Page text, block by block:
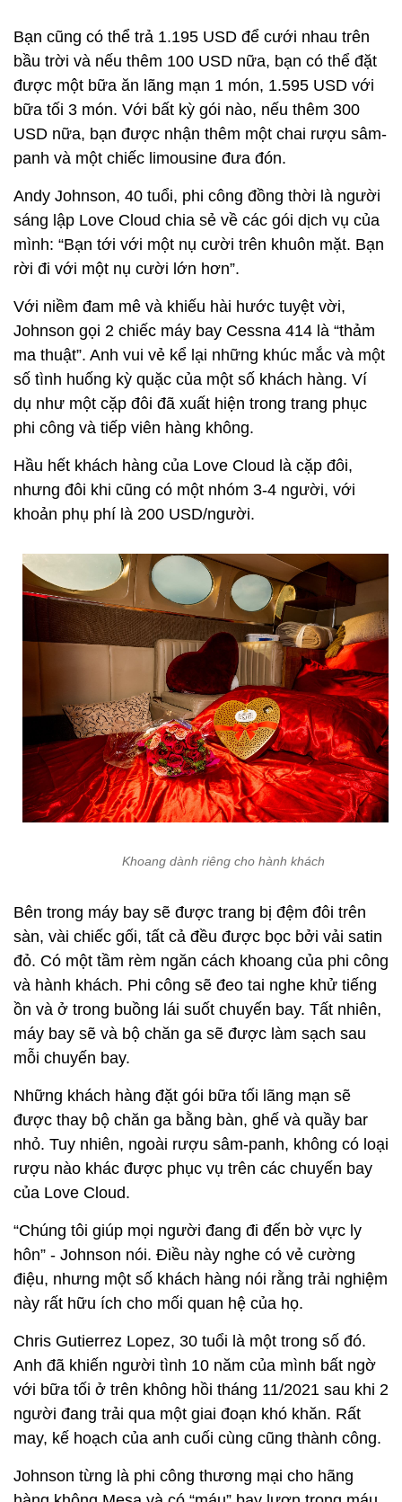
Bạn cũng có thể trả 1.195 USD để cưới nhau trên
bầu trời và nếu thêm 100 USD nữa, bạn có thể đặt
được một bữa ăn lãng mạn 1 món, 1.595 USD với
bữa tối 3 món. Với bất kỳ gói nào, nếu thêm 300
USD nữa, bạn được nhận thêm một chai rượu sâm-
panh và một chiếc limousine đưa đón.
Andy Johnson, 40 tuổi, phi công đồng thời là người
sáng lập Love Cloud chia sẻ về các gói dịch vụ của
mình: “Bạn tới với một nụ cười trên khuôn mặt. Bạn
rời đi với một nụ cười lớn hơn”.
Với niềm đam mê và khiếu hài hước tuyệt vời,
Johnson gọi 2 chiếc máy bay Cessna 414 là “thảm
ma thuật”. Anh vui vẻ kể lại những khúc mắc và một
số tình huống kỳ quặc của một số khách hàng. Ví
dụ như một cặp đôi đã xuất hiện trong trang phục
phi công và tiếp viên hàng không.
Hầu hết khách hàng của Love Cloud là cặp đôi,
nhưng đôi khi cũng có một nhóm 3-4 người, với
khoản phụ phí là 200 USD/người.
Khoang dành riêng cho hành khách
Bên trong máy bay sẽ được trang bị đệm đôi trên
sàn, vài chiếc gối, tất cả đều được bọc bởi vải satin
đỏ. Có một tầm rèm ngăn cách khoang của phi công
và hành khách. Phi công sẽ đeo tai nghe khử tiếng
ồn và ở trong buồng lái suốt chuyến bay. Tất nhiên,
máy bay sẽ và bộ chăn ga sẽ được làm sạch sau
mỗi chuyến bay.
Những khách hàng đặt gói bữa tối lãng mạn sẽ
được thay bộ chăn ga bằng bàn, ghế và quầy bar
nhỏ. Tuy nhiên, ngoài rượu sâm-panh, không có loại
rượu nào khác được phục vụ trên các chuyến bay
của Love Cloud.
“Chúng tôi giúp mọi người đang đi đến bờ vực ly
hôn” - Johnson nói. Điều này nghe có vẻ cường
điệu, nhưng một số khách hàng nói rằng trải nghiệm
này rất hữu ích cho mối quan hệ của họ.
Chris Gutierrez Lopez, 30 tuổi là một trong số đó.
Anh đã khiến người tình 10 năm của mình bất ngờ
với bữa tối ở trên không hồi tháng 11/2021 sau khi 2
người đang trải qua một giai đoạn khó khăn. Rất
may, kế hoạch của anh cuối cùng cũng thành công.
Johnson từng là phi công thương mại cho hãng